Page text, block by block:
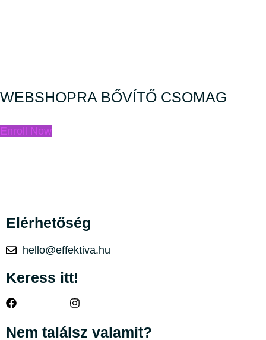
WEBSHOPRA BŐVÍTŐ CSOMAG
Enroll Now
Elérhetőség
hello@effektiva.hu
Keress itt!
Nem találsz valamit?